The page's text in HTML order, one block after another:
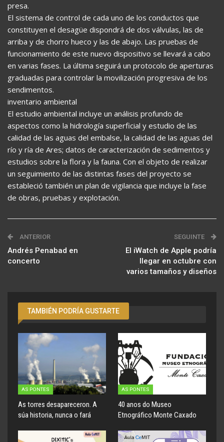
presa.
El sistema de control de cada uno de los conductos que
constituyen el desagüe dispondrá de dos válvulas, las de
arriba y de chorro hueco y las de abajo. Las pruebas de
funcionamiento de este nuevo dispositivo se llevará a cabo
en varias fases. La última seguirá un protocolo de aperturas
graduadas para controlar la movilización progresiva de los
sendimentos.
inventario ambiental
El estudio ambiental incluye un análisis profundo de
aspectos como la hidrología superficial y estudio de las
calidad de las aguas del embalse, la calidad de las aguas del
río y ría de Ares; datos de caracterización de sedimentos y
estudios sobre la flora y la fauna. Con el objeto de realizar
un seguimiento de las distintas fases del proyecto se
estableció también un plan de vigilancia que incluye la fase
de obras, pruebas y explotación.
ANTERIOR
Andrés Penabad en
concerto
SEGUINTE
El iWatch de Apple podría
llegar en octubre con
varios tamaños y diseños
TAMBIÉN PODRÍA GUSTARTE
AS PONTES
As torres desapareceron. A
súa historia, nunca o fará
AS PONTES
40 anos do Museo
Etnográfico Monte Caxado